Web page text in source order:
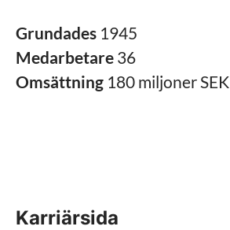
Grundades 1945
Medarbetare 36
Omsättning 180 miljoner SEK
Karriärsida